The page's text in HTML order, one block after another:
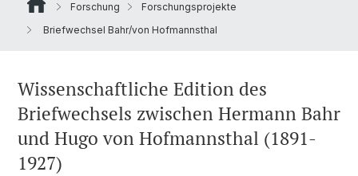
Forschung
Forschungsprojekte
Briefwechsel Bahr/von Hofmannsthal
Wissenschaftliche Edition des
Briefwechsels zwischen Hermann Bahr
und Hugo von Hofmannsthal (1891-
1927)